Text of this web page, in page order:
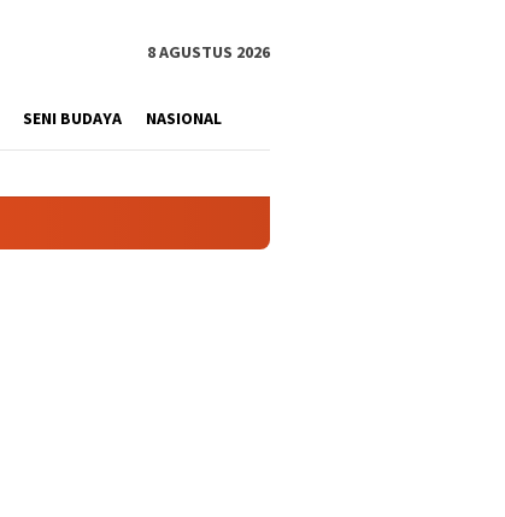
8 AGUSTUS 2026
SENI BUDAYA NASIONAL